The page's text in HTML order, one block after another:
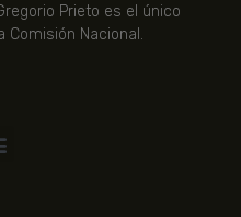
Prieto es el único
Nacional.